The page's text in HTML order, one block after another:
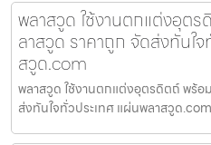
พลาสวูด ใช้งานตกแต่งอุต
ลาสวูด ราคาถูก จัดส่งทันใ
สวูด.com
พลาสวูด ใช้งานตกแต่งอุตรดิตถ์ พร้อ
ส่งทันใจทั่วประเทศ แผ่นพลาสวูด